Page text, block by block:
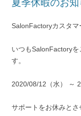
夏季休暇のお知
SalonFactoryカスタマ
いつもSalonFactory
す。
2020/08/12（水） ～
サポートをお休みとさ